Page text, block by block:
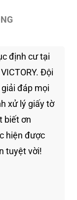
định cư tại
Đội
đáp mọi
xử lý giấy tờ
biết ơn
hiện được
tuyệt vời!